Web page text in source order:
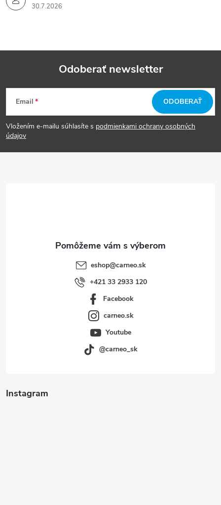
30.7.2026
Z
á
p
Odoberať newsletter
Email
Vložením e-mailu súhlasíte s podmienkami ochrany osobných
údajov
ODOBERAŤ
Instagram
eshop@carneo.sk
+421 33 2933 120
Facebook
carneo.sk
Youtube
@carneo_sk